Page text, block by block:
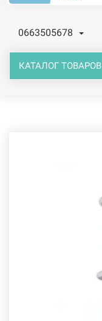
0663505678
КАТАЛОГ ТОВАРОВ